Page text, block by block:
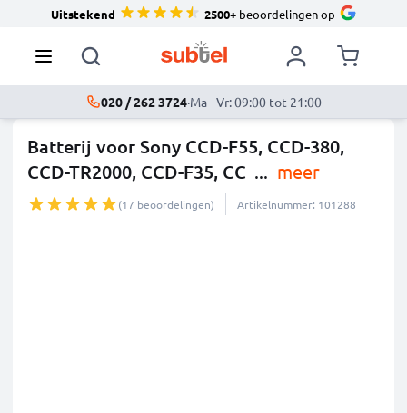
Uitstekend 2500+beoordelingen op
020 / 262 3724·Ma - Vr: 09:00 tot 21:00
Batterij voor Sony CCD-F55, CCD-380,
CCD-TR2000, CCD-F35, CC ... meer
(17 beoordelingen) Artikelnummer: 101288